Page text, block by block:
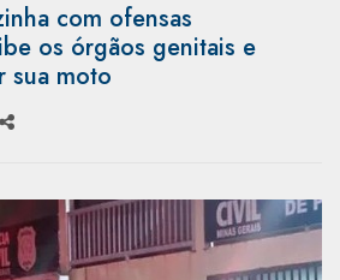
com ofensas
os órgãos genitais e
sua moto